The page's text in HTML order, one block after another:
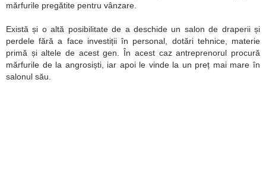
mărfurile pregătite pentru vânzare.
Există și o altă posibilitate de a deschide un salon de draperii și
perdele fără a face investiții în personal, dotări tehnice, materie
primă și altele de acest gen. În acest caz antreprenorul procură
mărfurile de la angrosiști, iar apoi le vinde la un preț mai mare în
salonul său.